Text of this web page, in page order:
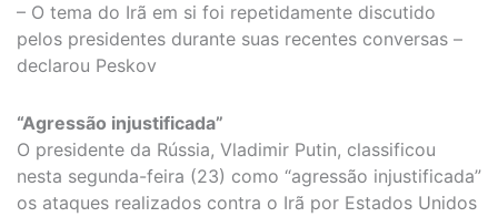
– O tema do Irã em si foi repetidamente discutido
pelos presidentes durante suas recentes conversas –
declarou Peskov
“Agressão injustificada”
O presidente da Rússia, Vladimir Putin, classificou
nesta segunda-feira (23) como “agressão injustificada”
os ataques realizados contra o Irã por Estados Unidos